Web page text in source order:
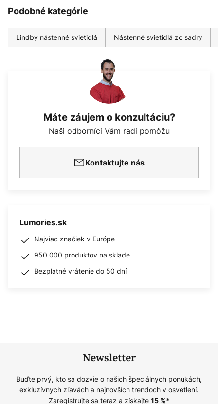
Podobné kategórie
Lindby nástenné svietidlá Nástenné svietidlá zo sadry
Máte záujem o konzultáciu?
Naši odborníci Vám radi pomôžu
Kontaktujte nás
Lumories.sk
Najviac značiek v Európe
950.000 produktov na sklade
Bezplatné vrátenie do 50 dní
Newsletter
Buďte prvý, kto sa dozvie o našich špeciálnych ponukách,
exkluzívnych zľavách a najnovších trendoch v osvetlení.
Zaregistrujte sa teraz a získajte 15%*